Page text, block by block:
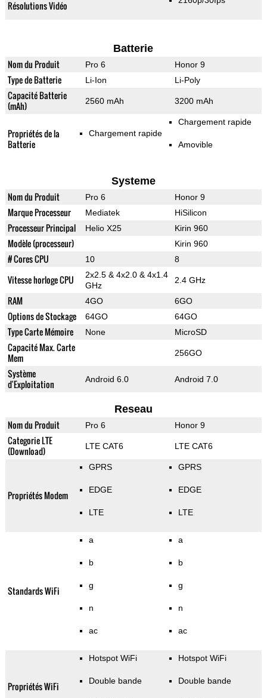
Résolutions Vidéo
Batterie
Nom du Produit Pro 6 Honor 9
Type de Batterie Li-Ion Li-Poly
Capacité Batterie
(mAh)
2560 mAh 3200 mAh
Propriétés de la
Batterie
Chargement rapide
Chargement rapide
Amovible
Systeme
Nom du Produit Pro 6 Honor 9
Marque Processeur Mediatek HiSilicon
Processeur Principal Helio X25 Kirin 960
Modèle (processeur) Kirin 960
# Cores CPU 10 8
Vitesse horloge CPU
2x2.5 & 4x2.0 & 4x1.4
GHz
2.4 GHz
RAM 4GO 6GO
Options de Stockage 64GO 64GO
Type Carte Mémoire None MicroSD
Capacité Max. Carte
Mem
256GO
Système
d'Exploitation
Android 6.0 Android 7.0
Reseau
Nom du Produit Pro 6 Honor 9
Categorie LTE
(Download)
LTE CAT6 LTE CAT6
Propriétés Modem
GPRS
EDGE
LTE
GPRS
EDGE
LTE
Standards WiFi
a
b
g
n
ac
a
b
g
n
ac
Propriétés WiFi
Hotspot WiFi
Double bande
Hotspot WiFi
Double bande